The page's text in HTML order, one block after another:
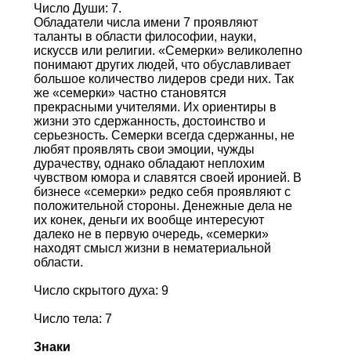
Число Души: 7.
Обладатели числа имени 7 проявляют
таланты в области философии, науки,
искуссв или религии. «Семерки» великолепно
понимают других людей, что обуславливает
большое количество лидеров среди них. Так
же «семерки» частно становятся
прекрасными учителями. Их ориентиры в
жизни это сдержанность, достоинство и
серьезность. Семерки всегда сдержанны, не
любят проявлять свои эмоции, чужды
дурачеству, однако обладают неплохим
чувством юмора и славятся своей иронией. В
бизнесе «семерки» редко себя проявляют с
положительной стороны. Денежные дела не
их конек, деньги их вообще интересуют
далеко не в первую очередь, «семерки»
находят смысл жизни в нематериальной
области.
Число скрытого духа: 9
Число тела: 7
Знаки